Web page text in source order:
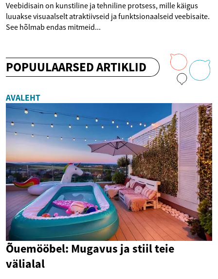
Veebidisain on kunstiline ja tehniline protsess, mille käigus
luuakse visuaalselt atraktiivseid ja funktsionaalseid veebisaite.
See hõlmab endas mitmeid...
POPUULAARSED ARTIKLID
AVALEHT
Õuemööbel: Mugavus ja stiil teie
välialal